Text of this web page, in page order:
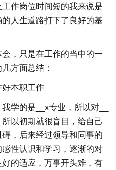
作岗位时间短的我来说是
人生道路打下了良好的基
，只是在工作的当中的一
方面总结：
好本职工作
的是__x专业，所以对__
以初期就很盲目，给自己
，后来经过领导和同事的
性认识和学习，逐渐的对
的适应，万事开头难，有